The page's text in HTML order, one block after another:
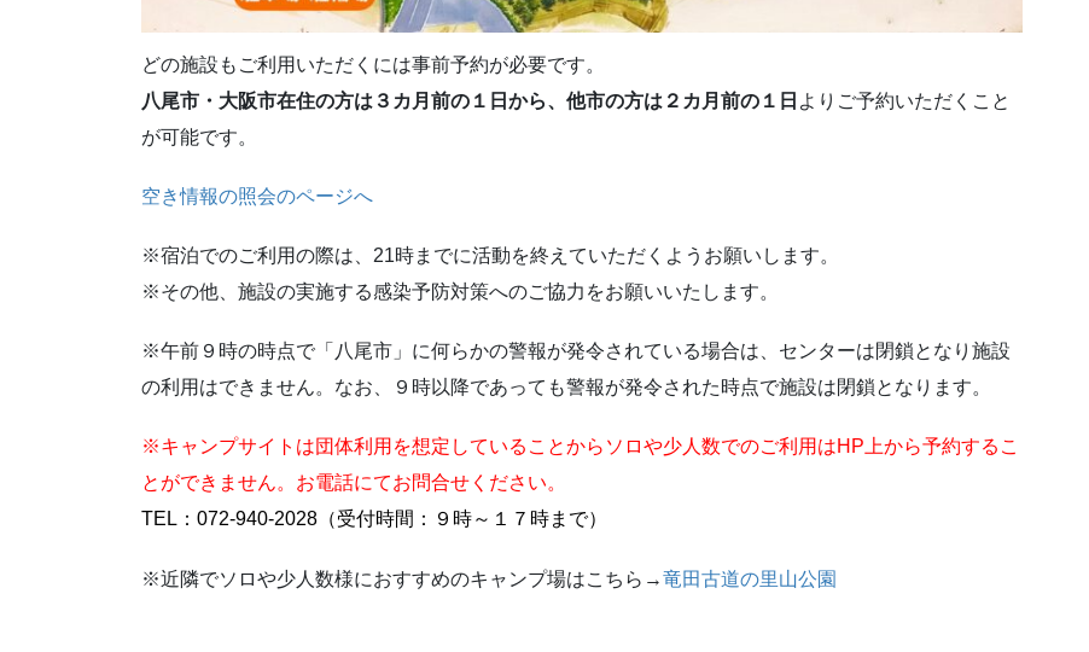
どの施設もご利用いただくには事前予約が必要です。
八尾市・大阪市在住の方は３カ月前の１日から、他市の方は２カ月前の１日 よりご予約いただくこと
が可能です。
空き情報の照会のページへ
※宿泊でのご利用の際は、21時までに活動を終えていただくようお願いします。
※その他、施設の実施する感染予防対策へのご協力をお願いいたします。
※午前９時の時点で「八尾市」に何らかの警報が発令されている場合は、センターは閉鎖となり施設
の利用はできません。なお、９時以降であっても警報が発令された時点で施設は閉鎖となります。
※キャンプサイトは団体利用を想定していることからソロや少人数でのご利用はHP上から予約するこ
とができません。お電話にてお問合せください。
TEL：072-940-2028（受付時間：９時～１７時まで）
※近隣でソロや少人数様におすすめのキャンプ場はこちら→竜田古道の里山公園